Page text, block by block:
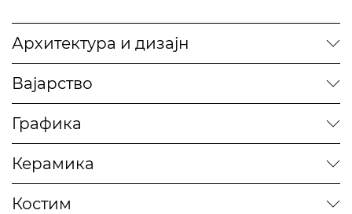
Архитектура и дизајн
Вајарство
Графика
Керамика
Костим